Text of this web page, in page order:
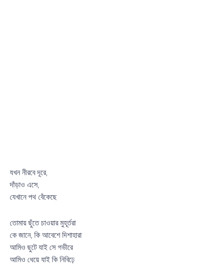
যখন নীরবে দূরে,
দাঁড়াও এসে,
যেখানে পথ বেঁকেছে
তোমায় ছুঁতে চাওয়ার মুহূর্তরা
কে জানে, কি আবেশে দিশাহারা
আমিও ছুটে যাই সে গভীরে
আমিও ধেয়ে যাই কি নিবিঢ়ে